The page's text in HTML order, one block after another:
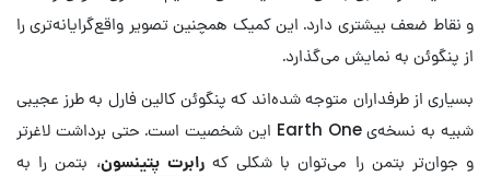
و نقاط ضعف بیشتری دارد. این کمیک همچنین تصویر واقع‌گرایانه‌تری را
از پنگوئن به نمایش می‌گذارد.
بسیاری از طرفداران متوجه شده‌اند که پنگوئن کالین فارل به طرز عجیبی
شبیه به نسخه‌ی Earth One این شخصیت است. حتی برداشت لاغرتر
و جوان‌تر بتمن را می‌توان با شکلی کهرابرت پتینسون، بتمن را به